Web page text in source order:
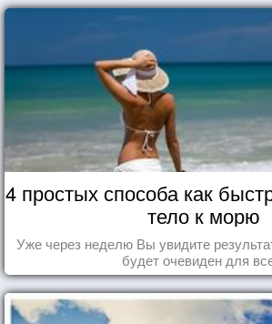
4 простых способа как
тело к морю
Уже через неделю Вы увидите
будет очевиден для